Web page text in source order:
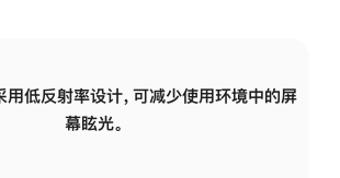
用低反射率设计，可减少使用环境中的屏
幕眩光。